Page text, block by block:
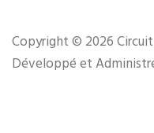
Copyright © 2026
Développé et